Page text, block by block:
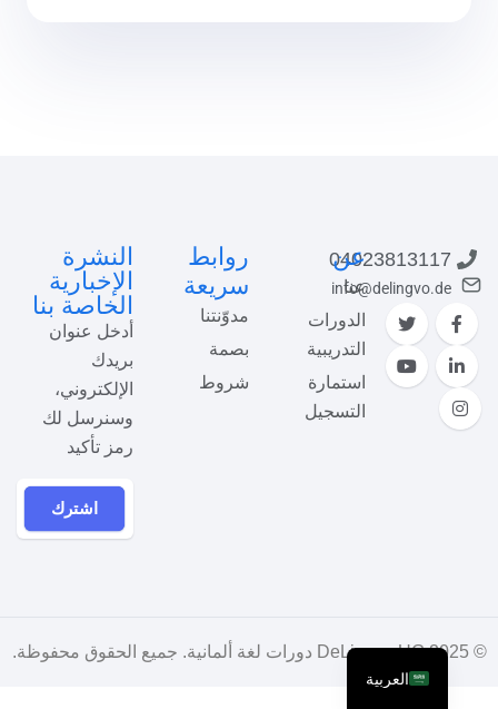
04023813117
info@delingvo.de
عن
عنا
الدورات
التدريبية
استمارة
التسجيل
روابط
سريعة
مدوّنتنا
بصمة
شروط
النشرة
الإخبارية
الخاصة بنا
أدخل عنوان
بريدك
الإلكتروني،
وسنرسل لك
رمز تأكيد
اشترك
© 2025 DeLingvo UG دورات لغة ألمانية
. جميع الحقوق محفوظة.
العربية